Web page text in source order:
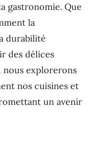
gastronomie. Que
la
durabilité
des délices
nous explorerons
nos cuisines et
un avenir